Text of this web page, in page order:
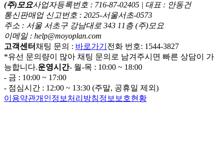
(주)모요사업자등록번호 : 716-87-02405 | 대표 : 안동건
통신판매업 신고번호 : 2025-서울서초-0573
주소 : 서울 서초구 강남대로 343 11층 (주)모요
이메일 : help@moyoplan.com
고객센터채팅 문의 : 바로가기 전화 번호: 1544-3827
*유선 문의량이 많아 채팅 문의로 남겨주시면 빠른 상담이 가
능합니다.운영시간- 월-목 : 10:00 ~ 18:00
- 금 : 10:00 ~ 17:00
- 점심시간 : 12:00 ~ 13:30 (주말, 공휴일 제외)
이용약관개인정보처리방침정보보호현황